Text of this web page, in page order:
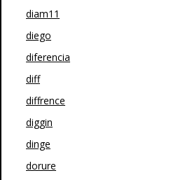
diam11
diego
diferencia
diff
diffrence
diggin
dinge
dorure